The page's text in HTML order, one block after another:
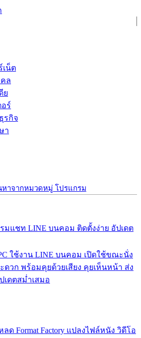
เน็ต
ล
ย
อร์
รกิจ
า
หาจากหมวดหมู่ โปรแกรม
มแชท LINE บนคอม ติดตั้งง่าย อัปเดต
ใช้งาน LINE บนคอม เปิดใช้ขณะนั่ง
ดวก พร้อมคุยด้วยเสียง คุยเห็นหน้า ส่ง
เดตสม่ำเสมอ
หลด Format Factory แปลงไฟล์หนัง วิดีโอ